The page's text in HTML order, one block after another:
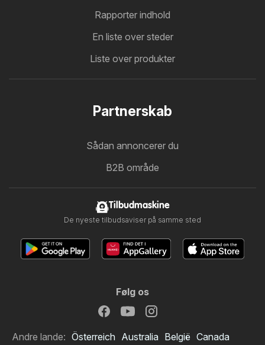
Rapporter indhold
En liste over steder
Liste over produkter
Partnerskab
Sådan annoncerer du
B2B område
Tilbudmaskine
De nyeste tilbudsaviser på samme sted
Følg os
Andre lande: Österreich Australia België Canada